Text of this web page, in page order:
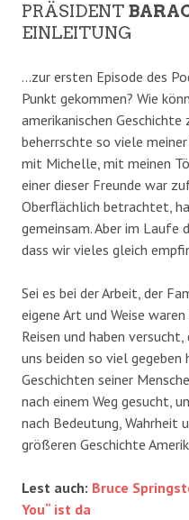
PRÄSIDENT
EINLEITUNG
…zur ersten Episode des
Punkt gekommen? Wie
amerikanischen
beherrschte so viele
mit Michelle, mit meinen
einer dieser Freunde war
Oberflächlich betrachtet,
gemeinsam. Aber im
dass wir vieles gleich
Sei es bei der Arbeit, der
eigene Art und Weise
Reisen und haben
uns beiden so viel gegeben
Geschichten seiner
nach einem Weg gesucht,
nach Bedeutung, Wahrheit
größeren Geschichte
Lest auch: Bruce
You“ ist da